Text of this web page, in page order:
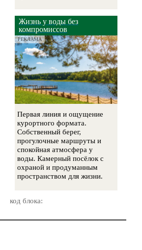
Жизнь у воды без
компромиссов
РЕКЛАМА
Первая линия и ощущение
курортного формата.
Собственный берег,
прогулочные маршруты и
спокойная атмосфера у
воды. Камерный посёлок с
охраной и продуманным
пространством для жизни.
код блока: